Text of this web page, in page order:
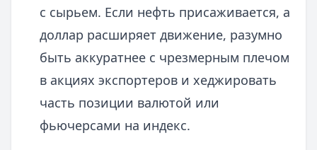
с сырьем. Если нефть присаживается, а
доллар расширяет движение, разумно
быть аккуратнее с чрезмерным плечом
в акциях экспортеров и хеджировать
часть позиции валютой или
фьючерсами на индекс.